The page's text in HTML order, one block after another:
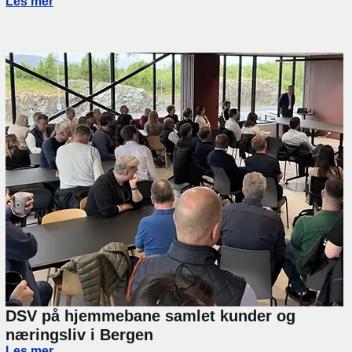
DSV på hjemmebane samlet kunder og
næringsliv i Bergen